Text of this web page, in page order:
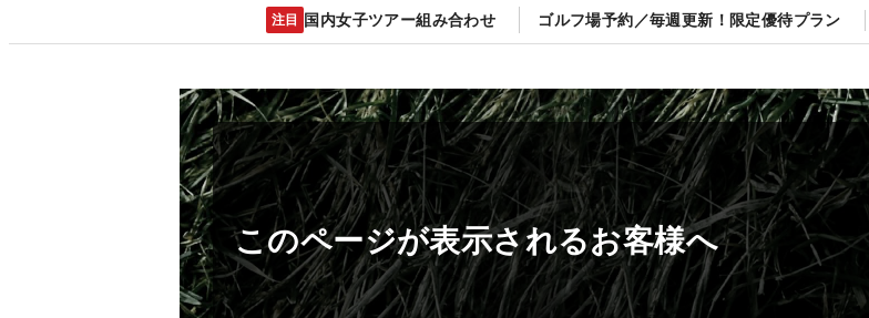
注目 国内女子ツアー組み合わせ ゴルフ場予約／毎週更新！限定優待プラン
このページが表示されるお客様へ